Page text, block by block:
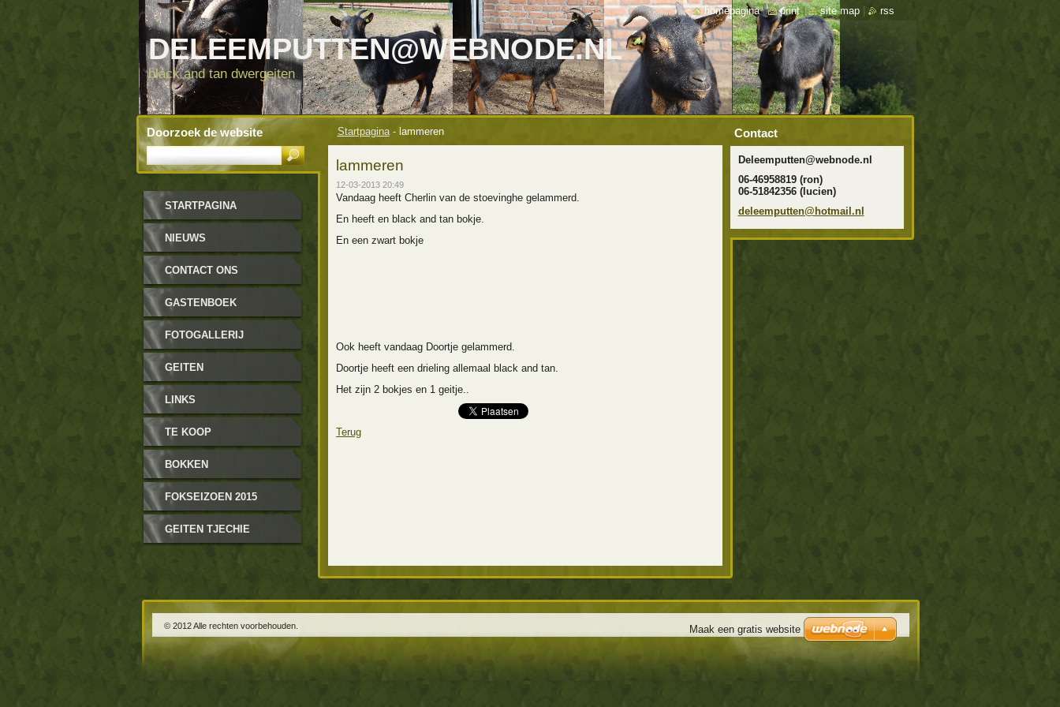
DELEEMPUTTEN@WEBNODE.NL
black and tan dwergeiten
Startpagina - lammeren
lammeren
12-03-2013 20:49
Vandaag heeft Cherlin van de stoevinghe gelammerd.
En heeft en black and tan bokje.
En een zwart bokje
Ook heeft vandaag Doortje gelammerd.
Doortje heeft een drieling allemaal black and tan.
Het zijn 2 bokjes en 1 geitje..
Terug
STARTPAGINA
NIEUWS
CONTACT ONS
GASTENBOEK
FOTOGALLERIJ
GEITEN
LINKS
TE KOOP
BOKKEN
FOKSEIZOEN 2015
GEITEN TJECHIE
Contact
Deleemputten@webnode.nl
06-46958819 (ron)
06-51842356 (lucien)
deleemputten@hotmail.nl
Doorzoek de website
homepagina | print | site map rss
© 2012 Alle rechten voorbehouden. Maak een gratis website